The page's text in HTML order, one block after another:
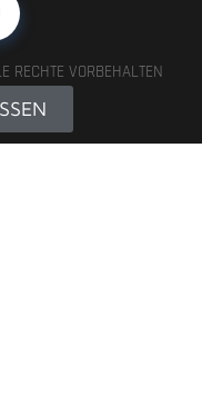
RECHTE VORBEHALTEN